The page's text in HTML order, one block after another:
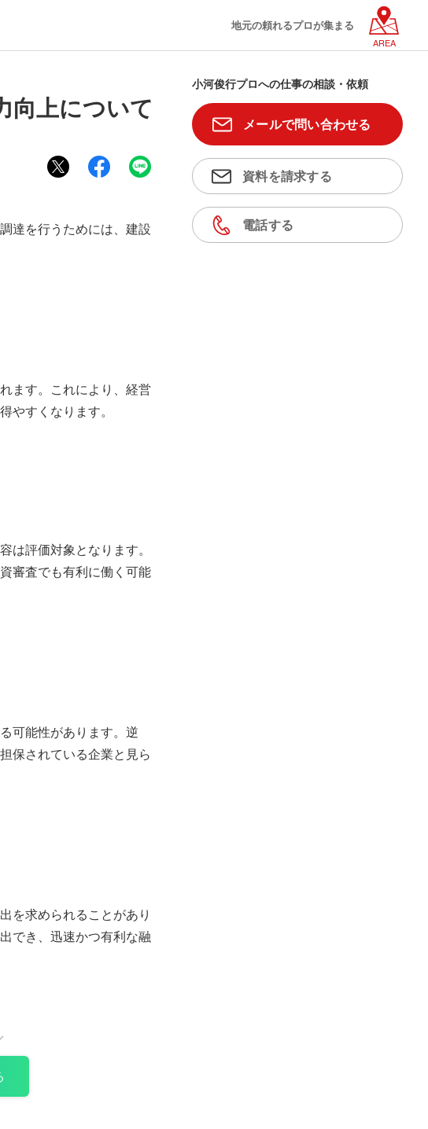
地元の頼れるプロが集まる
AREA
向上について
達を行うためには、建設
ます。これにより、経営
やすくなります。
評価対象となります。
審査でも有利に働く可能
可能性があります。逆
保されている企業と見ら
を求められることがあり
でき、迅速かつ有利な融
小河俊行プロへの仕事の相談・依頼
メールで問い合わせる
資料を請求する
電話する